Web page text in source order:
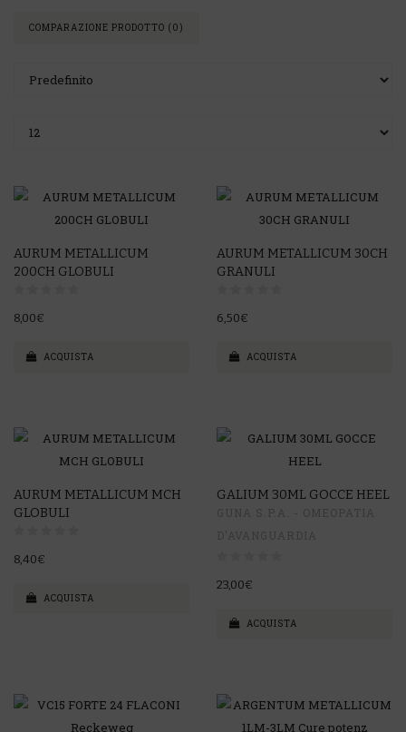
COMPARAZIONE PRODOTTO (0)
AURUM METALLICUM
200CH GLOBULI
8,00€
ACQUISTA
AURUM METALLICUM 30CH
GRANULI
6,50€
ACQUISTA
AURUM METALLICUM MCH
GLOBULI
8,40€
ACQUISTA
GALIUM 30ML GOCCE HEEL
23,00€
ACQUISTA